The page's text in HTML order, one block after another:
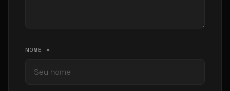
NOME *